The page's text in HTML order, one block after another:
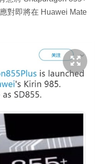
對即將在 Huawei Mate